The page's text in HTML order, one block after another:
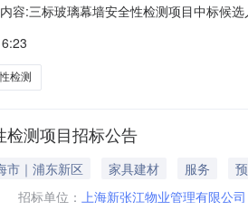
容:三标玻璃幕墙安全性检测项目中标候
期：45天；中标候选人第2名：上海中测
检测
检测项目招标公告
市｜浦东新区 家具建材 服务
招标单位： 上海新张江物业管理有限公司